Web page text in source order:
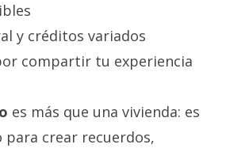
y créditos variados
compartir tu experiencia
es más que una vivienda: es
para crear recuerdos,